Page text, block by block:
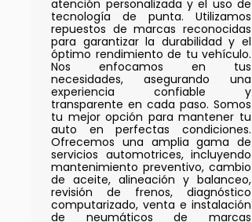
atención personalizada y el uso de
tecnología de punta. Utilizamos
repuestos de marcas reconocidas
para garantizar la durabilidad y el
óptimo rendimiento de tu vehículo.
Nos enfocamos en tus
necesidades, asegurando una
experiencia confiable y
transparente en cada paso. Somos
tu mejor opción para mantener tu
auto en perfectas condiciones.
Ofrecemos una amplia gama de
servicios automotrices, incluyendo
mantenimiento preventivo, cambio
de aceite, alineación y balanceo,
revisión de frenos, diagnóstico
computarizado, venta e instalación
de neumáticos de marcas